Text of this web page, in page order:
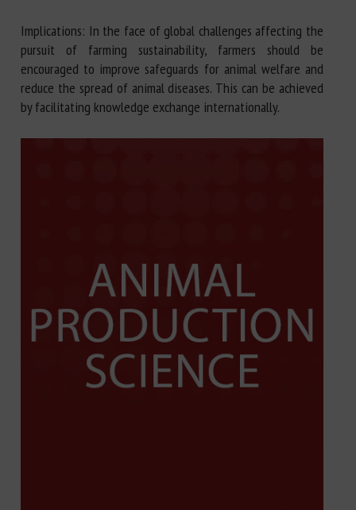
Implications: In the face of global challenges affecting the
pursuit of farming sustainability, farmers should be
encouraged to improve safeguards for animal welfare and
reduce the spread of animal diseases. This can be achieved
by facilitating knowledge exchange internationally.